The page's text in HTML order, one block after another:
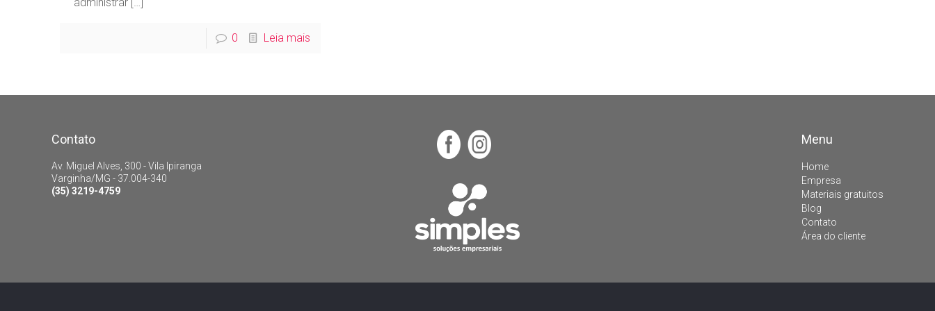
0 Leia mais
Contato
Av. Miguel Alves, 300 - Vila Ipiranga
Varginha/MG - 37.004-340
(35) 3219-4759
Menu
Home
Empresa
Materiais gratuitos
Blog
Contato
Área do cliente